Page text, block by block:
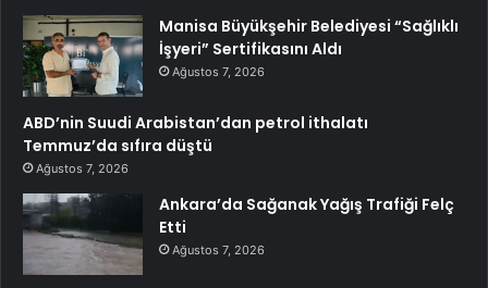
Manisa Büyükşehir Belediyesi “Sağlıklı
İşyeri” Sertifikasını Aldı
Ağustos 7, 2026
ABD’nin Suudi Arabistan’dan petrol ithalatı
Temmuz’da sıfıra düştü
Ağustos 7, 2026
Ankara’da Sağanak Yağış Trafiği Felç
Etti
Ağustos 7, 2026